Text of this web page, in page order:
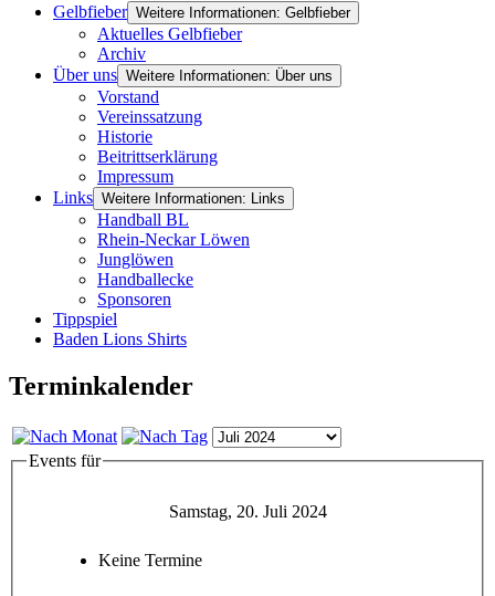
Gelbfieber Weitere Informationen: Gelbfieber
Aktuelles Gelbfieber
Archiv
Über uns Weitere Informationen: Über uns
Vorstand
Vereinssatzung
Historie
Beitrittserklärung
Impressum
Links Weitere Informationen: Links
Handball BL
Rhein-Neckar Löwen
Junglöwen
Handballecke
Sponsoren
Tippspiel
Baden Lions Shirts
Terminkalender
Events für
Samstag, 20. Juli 2024
Keine Termine